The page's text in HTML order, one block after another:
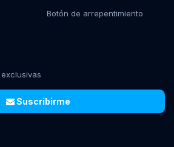
Botón de arrepentimiento
Suscribirme